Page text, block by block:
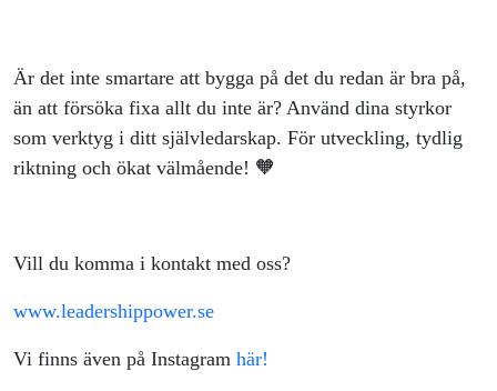
Är det inte smartare att bygga på det du redan är bra på,
än att försöka fixa allt du inte är? Använd dina styrkor
som verktyg i ditt självledarskap. För utveckling, tydlig
riktning och ökat välmående! 🧡
Vill du komma i kontakt med oss?
www.leadershippower.se
Vi finns även på Instagram här!